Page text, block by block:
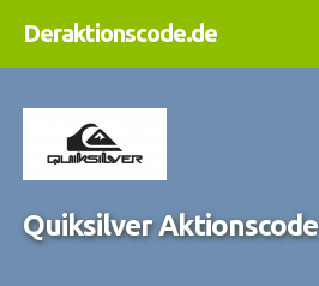
Deraktionscode.de
Quiksilver Aktionscode